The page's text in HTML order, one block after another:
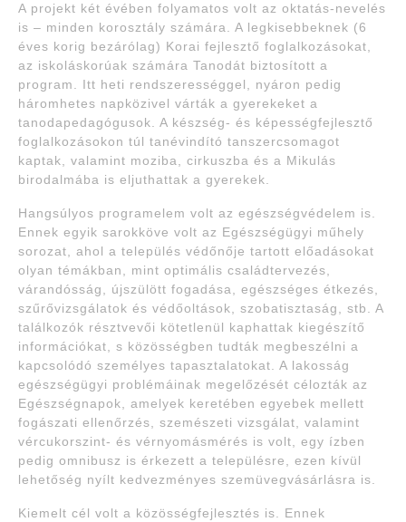
A projekt két évében folyamatos volt az oktatás-nevelés
is – minden korosztály számára. A legkisebbeknek (6
éves korig bezárólag) Korai fejlesztő foglalkozásokat,
az iskoláskorúak számára Tanodát biztosított a
program. Itt heti rendszerességgel, nyáron pedig
háromhetes napközivel várták a gyerekeket a
tanodapedagógusok. A készség- és képességfejlesztő
foglalkozásokon túl tanévindító tanszercsomagot
kaptak, valamint moziba, cirkuszba és a Mikulás
birodalmába is eljuthattak a gyerekek.
Hangsúlyos programelem volt az egészségvédelem is.
Ennek egyik sarokköve volt az Egészségügyi műhely
sorozat, ahol a település védőnője tartott előadásokat
olyan témákban, mint optimális családtervezés,
várandósság, újszülött fogadása, egészséges étkezés,
szűrővizsgálatok és védőoltások, szobatisztaság, stb. A
találkozók résztvevői kötetlenül kaphattak kiegészítő
információkat, s közösségben tudták megbeszélni a
kapcsolódó személyes tapasztalatokat. A lakosság
egészségügyi problémáinak megelőzését célozták az
Egészségnapok, amelyek keretében egyebek mellett
fogászati ellenőrzés, szemészeti vizsgálat, valamint
vércukorszint- és vérnyomásmérés is volt, egy ízben
pedig omnibusz is érkezett a településre, ezen kívül
lehetőség nyílt kedvezményes szemüvegvásárlásra is.
Kiemelt cél volt a közösségfejlesztés is. Ennek